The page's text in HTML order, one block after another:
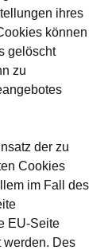
ihres
können
gelöscht
zu
der zu
Cookies
im Fall des
EU-Seite
Des